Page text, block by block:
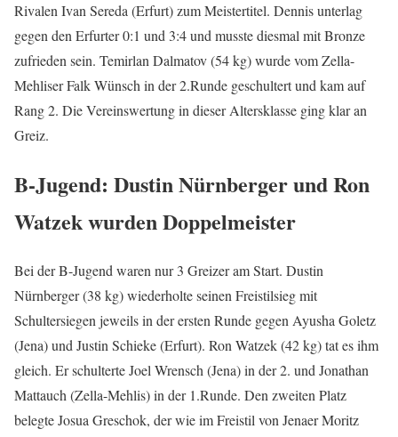
Rivalen Ivan Sereda (Erfurt) zum Meistertitel. Dennis unterlag
gegen den Erfurter 0:1 und 3:4 und musste diesmal mit Bronze
zufrieden sein. Temirlan Dalmatov (54 kg) wurde vom Zella-
Mehliser Falk Wünsch in der 2.Runde geschultert und kam auf
Rang 2. Die Vereinswertung in dieser Altersklasse ging klar an
Greiz.
B-Jugend: Dustin Nürnberger und Ron
Watzek wurden Doppelmeister
Bei der B-Jugend waren nur 3 Greizer am Start. Dustin
Nürnberger (38 kg) wiederholte seinen Freistilsieg mit
Schultersiegen jeweils in der ersten Runde gegen Ayusha Goletz
(Jena) und Justin Schieke (Erfurt). Ron Watzek (42 kg) tat es ihm
gleich. Er schulterte Joel Wrensch (Jena) in der 2. und Jonathan
Mattauch (Zella-Mehlis) in der 1.Runde. Den zweiten Platz
belegte Josua Greschok, der wie im Freistil von Jenaer Moritz